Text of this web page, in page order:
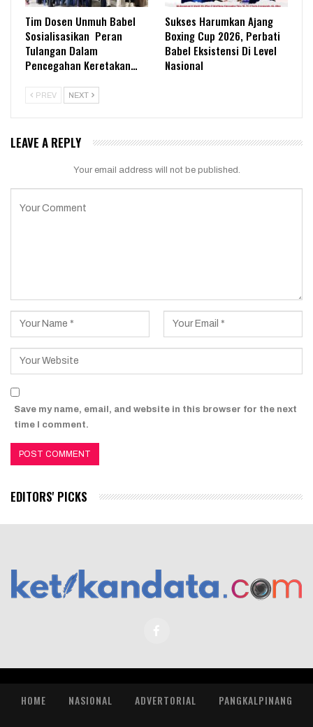
Tim Dosen Unmuh Babel
Sosialisasikan Peran
Tulangan Dalam
Pencegahan Keretakan…
Sukses Harumkan Ajang
Boxing Cup 2026, Perbati
Babel Eksistensi Di Level
Nasional
PREV NEXT
LEAVE A REPLY
Your email address will not be published.
Save my name, email, and website in this browser for the next
time I comment.
EDITORS' PICKS
HOME NASIONAL ADVERTORIAL PANGKALPINANG